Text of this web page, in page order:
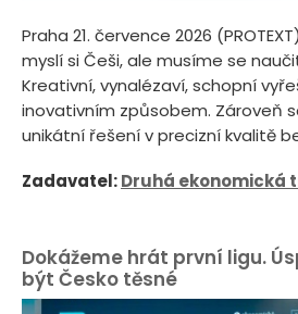
Praha 21. července 2026
myslí si Češi, ale musíme se
Kreativní, vynalézaví, schopní
inovativním způsobem. Zároveň
unikátní řešení v precizní kvalitě
Zadavatel:Druhá ekonomická
Dokážeme hrát první ligu.
být Česko těsné